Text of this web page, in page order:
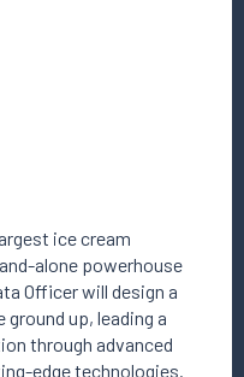
ice cream
alone powerhouse
Officer will design a
up, leading a
through advanced
edge technologies.